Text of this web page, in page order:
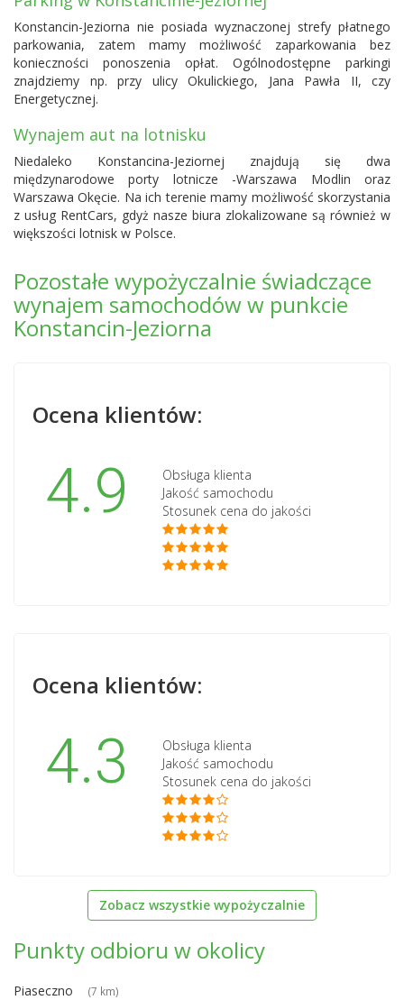
Konstancin-Jeziorna nie posiada wyznaczonej strefy płatnego
parkowania, zatem mamy możliwość zaparkowania bez
konieczności ponoszenia opłat. Ogólnodostępne parkingi
znajdziemy np. przy ulicy Okulickiego, Jana Pawła II, czy
Energetycznej.
Wynajem aut na lotnisku
Niedaleko Konstancina-Jeziornej znajdują się dwa
międzynarodowe porty lotnicze -Warszawa Modlin oraz
Warszawa Okęcie. Na ich terenie mamy możliwość skorzystania
z usług RentCars, gdyż nasze biura zlokalizowane są również w
większości lotnisk w Polsce.
Pozostałe wypożyczalnie świadczące
wynajem samochodów w punkcie
Konstancin-Jeziorna
Ocena klientów:
4.9
Obsługa klienta
Jakość samochodu
Stosunek cena do jakości
Ocena klientów:
4.3
Obsługa klienta
Jakość samochodu
Stosunek cena do jakości
Zobacz wszystkie wypożyczalnie
Punkty odbioru w okolicy
Piaseczno (7 km)